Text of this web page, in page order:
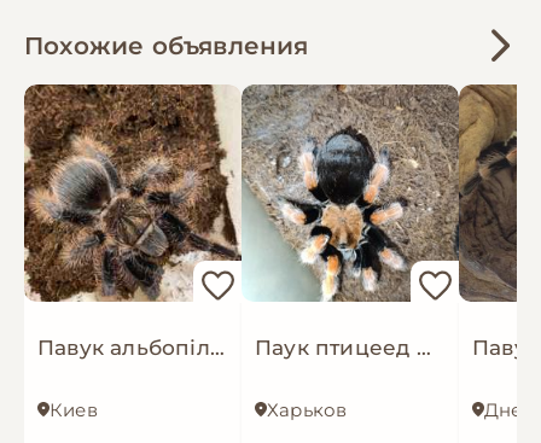
Похожие объявления
Павук альбопілосум, павучки птахоїди - Brachypelma albopilosum
Киев
Паук птицеед Brachypelma boehmei для новачків малюки
Харьков